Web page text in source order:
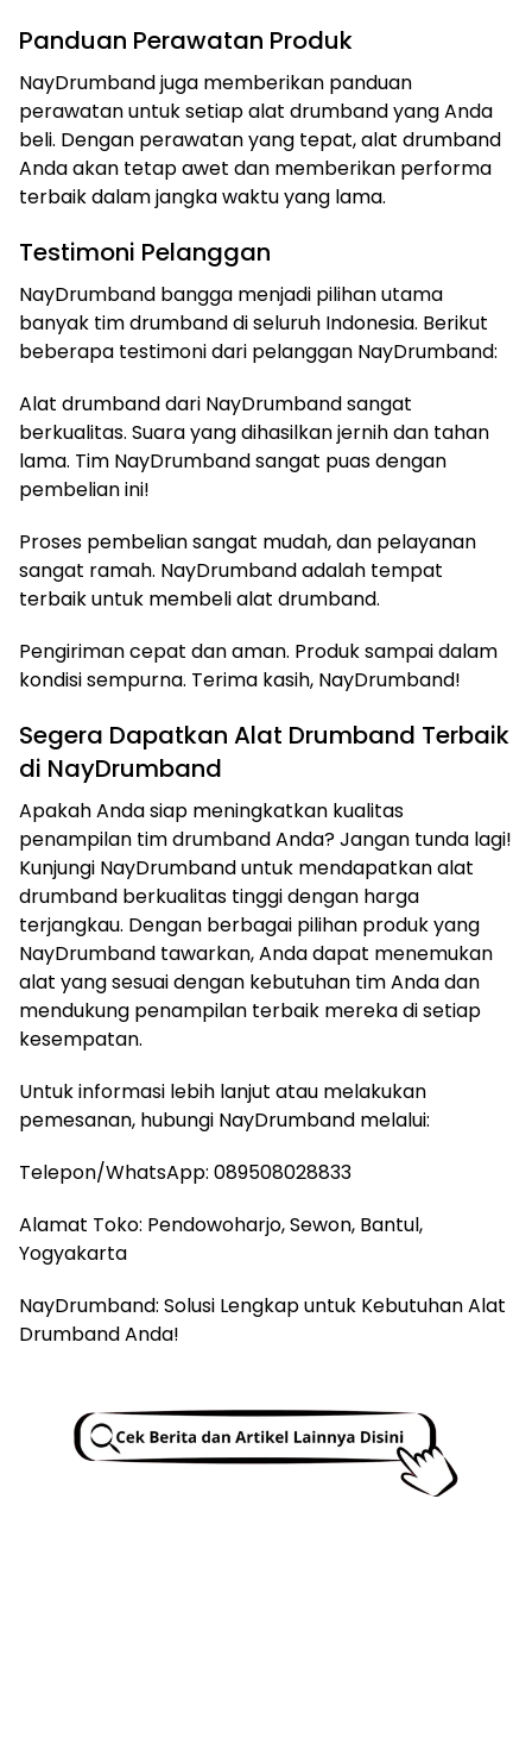
Panduan Perawatan Produk
NayDrumband juga memberikan panduan
perawatan untuk setiap alat drumband yang Anda
beli. Dengan perawatan yang tepat, alat drumband
Anda akan tetap awet dan memberikan performa
terbaik dalam jangka waktu yang lama.
Testimoni Pelanggan
NayDrumband bangga menjadi pilihan utama
banyak tim drumband di seluruh Indonesia. Berikut
beberapa testimoni dari pelanggan NayDrumband:
Alat drumband dari NayDrumband sangat
berkualitas. Suara yang dihasilkan jernih dan tahan
lama. Tim NayDrumband sangat puas dengan
pembelian ini!
Proses pembelian sangat mudah, dan pelayanan
sangat ramah. NayDrumband adalah tempat
terbaik untuk membeli alat drumband.
Pengiriman cepat dan aman. Produk sampai dalam
kondisi sempurna. Terima kasih, NayDrumband!
Segera Dapatkan Alat Drumband Terbaik
di NayDrumband
Apakah Anda siap meningkatkan kualitas
penampilan tim drumband Anda? Jangan tunda lagi!
Kunjungi NayDrumband untuk mendapatkan alat
drumband berkualitas tinggi dengan harga
terjangkau. Dengan berbagai pilihan produk yang
NayDrumband tawarkan, Anda dapat menemukan
alat yang sesuai dengan kebutuhan tim Anda dan
mendukung penampilan terbaik mereka di setiap
kesempatan.
Untuk informasi lebih lanjut atau melakukan
pemesanan, hubungi NayDrumband melalui:
Telepon/WhatsApp: 089508028833
Alamat Toko: Pendowoharjo, Sewon, Bantul,
Yogyakarta
NayDrumband: Solusi Lengkap untuk Kebutuhan Alat
Drumband Anda!